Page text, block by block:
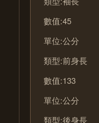
數值:45
單位:公分
類型:前身長
數值:133
單位:公分
類型:後身長